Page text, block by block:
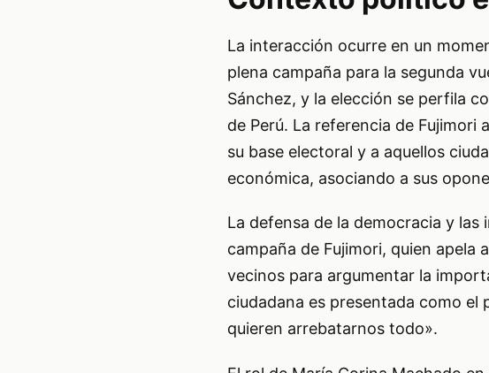
La interacción ocurre en un
plena campaña para la segunda
Sánchez, y la elección se perfila
de Perú. La referencia de Fujimori
su base electoral y a aquellos
económica, asociando a sus
La defensa de la democracia y
campaña de Fujimori, quien apela
vecinos para argumentar la
ciudadana es presentada como el
quieren arrebatarnos todo».